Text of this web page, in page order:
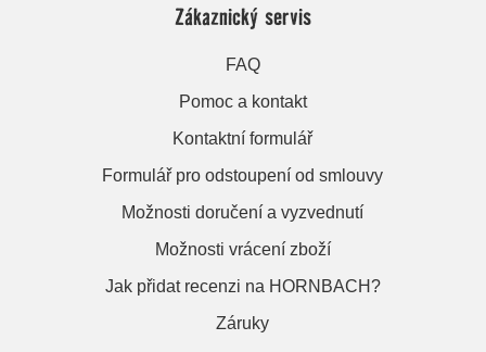
Zákaznický servis
FAQ
Pomoc a kontakt
Kontaktní formulář
Formulář pro odstoupení od smlouvy
Možnosti doručení a vyzvednutí
Možnosti vrácení zboží
Jak přidat recenzi na HORNBACH?
Záruky